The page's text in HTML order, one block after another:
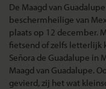
De Maagd van
beschermheilige van
plaats op 12 december.
fietsend of zelfs letterlijk
Señora de Guadalupe in
Maagd van Guadalupe.
gevierd, zij het wat